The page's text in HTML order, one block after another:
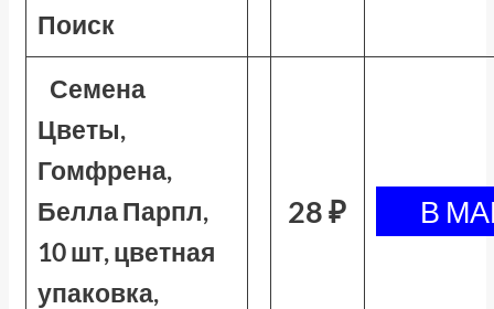
Поиск
Семена
Цветы,
Гомфрена,
Белла Парпл,
10 шт, цветная
упаковка,
28 ₽